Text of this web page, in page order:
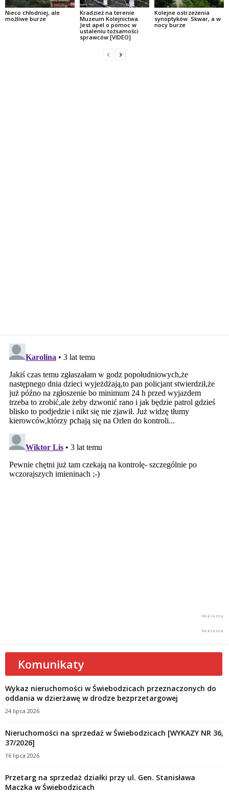
Nieco chłodniej, ale
możliwe burze
Kradzież na terenie
Muzeum Kolejnictwa.
Jest apel o pomoc w
ustaleniu tożsamości
sprawców [VIDEO]
Kolejne ostrzeżenia
synoptyków. Skwar, a w
nocy burze
Komunikaty
Wykaz nieruchomości w Świebodzicach przeznaczonych do
oddania w dzierżawę w drodze bezprzetargowej
24 lipca 2026
Nieruchomości na sprzedaż w Świebodzicach [WYKAZY NR 36,
37/2026]
16 lipca 2026
Przetarg na sprzedaż działki przy ul. Gen. Stanisława
Maczka w Świebodzicach